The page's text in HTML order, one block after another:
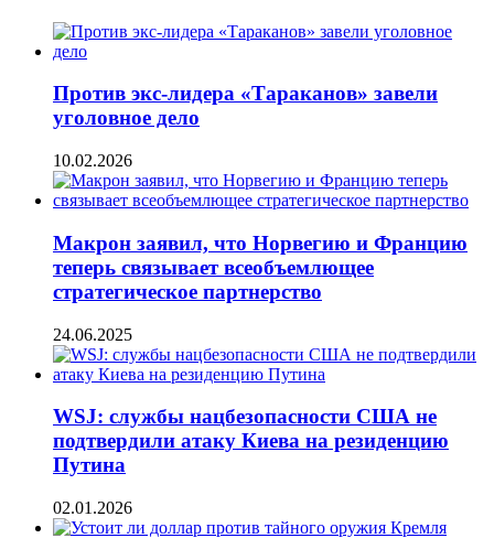
Против экс-лидера «Тараканов» завели
уголовное дело
10.02.2026
Макрон заявил, что Норвегию и Францию
теперь связывает всеобъемлющее
стратегическое партнерство
24.06.2025
WSJ: службы нацбезопасности США не
подтвердили атаку Киева на резиденцию
Путина
02.01.2026